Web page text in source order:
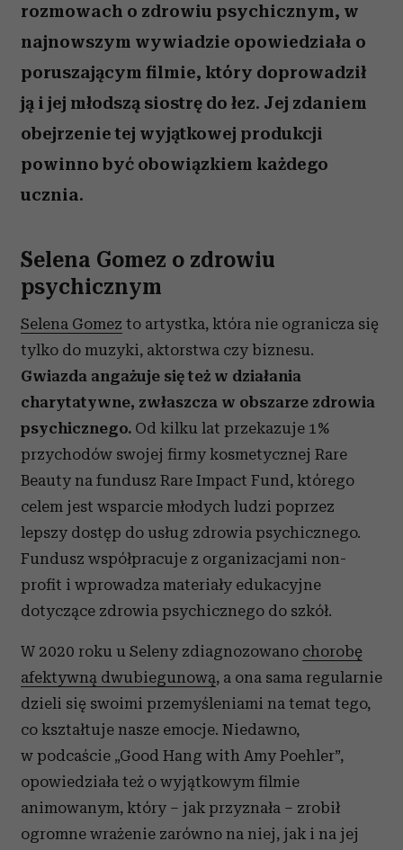
rozmowach o zdrowiu psychicznym, w
najnowszym wywiadzie opowiedziała o
poruszającym filmie, który doprowadził
ją i jej młodszą siostrę do łez. Jej zdaniem
obejrzenie tej wyjątkowej produkcji
powinno być obowiązkiem każdego
ucznia.
Selena Gomez o zdrowiu
psychicznym
Selena Gomez to artystka, która nie ogranicza się
tylko do muzyki, aktorstwa czy biznesu.
Gwiazda angażuje się też w działania
charytatywne, zwłaszcza w obszarze zdrowia
psychicznego. Od kilku lat przekazuje 1%
przychodów swojej firmy kosmetycznej Rare
Beauty na fundusz Rare Impact Fund, którego
celem jest wsparcie młodych ludzi poprzez
lepszy dostęp do usług zdrowia psychicznego.
Fundusz współpracuje z organizacjami non-
profit i wprowadza materiały edukacyjne
dotyczące zdrowia psychicznego do szkół.
W 2020 roku u Seleny zdiagnozowano chorobę
afektywną dwubiegunową, a ona sama regularnie
dzieli się swoimi przemyśleniami na temat tego,
co kształtuje nasze emocje. Niedawno,
w podcaście „Good Hang with Amy Poehler”,
opowiedziała też o wyjątkowym filmie
animowanym, który – jak przyznała – zrobił
ogromne wrażenie zarówno na niej, jak i na jej